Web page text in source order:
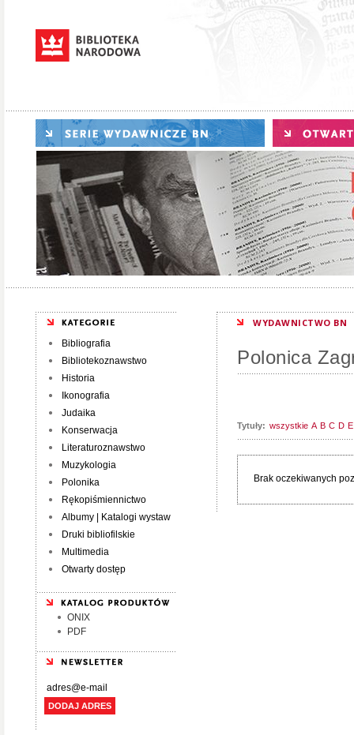
Bibliografia
Bibliotekoznawstwo
Historia
Ikonografia
Judaika
Konserwacja
Literaturoznawstwo
Muzykologia
Polonika
Rękopiśmiennictwo
Albumy | Katalogi wystaw
Druki bibliofilskie
Multimedia
Otwarty dostęp
ONIX
PDF
DODAJ ADRES
WYDAWNICTWO BN
Polonica
Tytuły: wszystkie A B C D E
Brak oczekiwanych